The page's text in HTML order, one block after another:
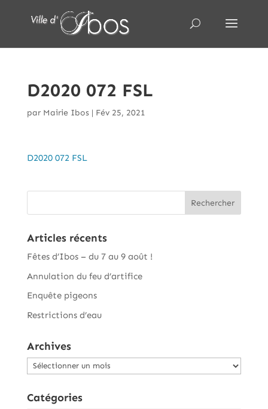
D2020 072 FSL
par Mairie Ibos| Fév 25, 2021
D2020 072 FSL
Articles récents
Fêtes d’Ibos – du 7 au 9 août !
Annulation du feu d’artifice
Enquête pigeons
Restrictions d’eau
Archives
Archives
Catégories